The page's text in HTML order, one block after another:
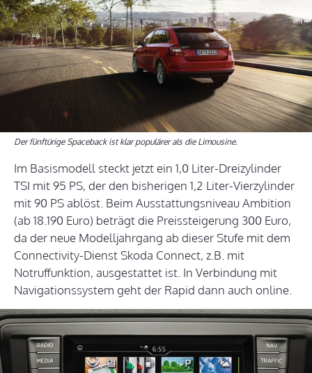
Der fünftürige Spaceback ist klar populärer als die Limousine.
Im Basismodell steckt jetzt ein 1,0 Liter-Dreizylinder
TSI mit 95 PS, der den bisherigen 1,2 Liter-Vierzylinder
mit 90 PS ablöst. Beim Ausstattungsniveau Ambition
(ab 18.190 Euro) beträgt die Preissteigerung 300 Euro,
da der neue Modelljahrgang ab dieser Stufe mit dem
Connectivity-Dienst Skoda Connect, z.B. mit
Notruffunktion, ausgestattet ist. In Verbindung mit
Navigationssystem geht der Rapid dann auch online.